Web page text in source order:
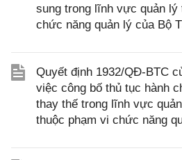
sung trong lĩnh vực quản lý
chức năng quản lý của Bộ
Quyết định 1932/QĐ-BTC
việc công bố thủ tục hành
thay thế trong lĩnh vực
thuộc phạm vi chức năng